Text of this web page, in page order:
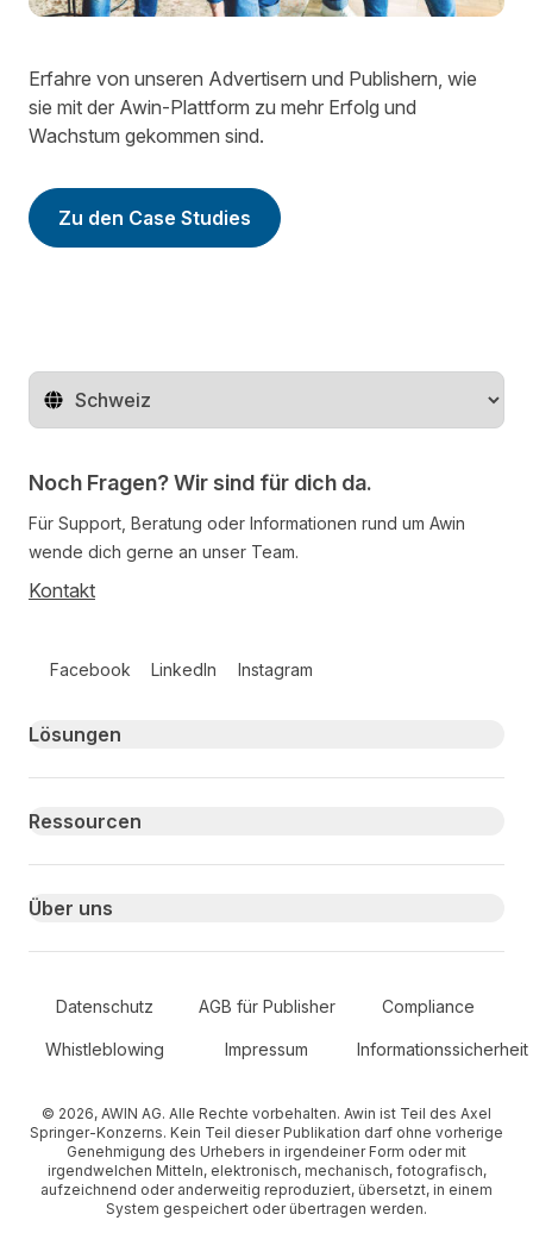
Erfahre von unseren Advertisern und Publishern, wie
sie mit der Awin-Plattform zu mehr Erfolg und
Wachstum gekommen sind.
Zu den Case Studies
Region ändern
Noch Fragen? Wir sind für dich da.
Für Support, Beratung oder Informationen rund um Awin
wende dich gerne an unser Team.
Kontakt
Facebook LinkedIn Instagram
Primary footer navigation
Lösungen
Ressourcen
Über uns
Secondary Footer Navigation
Datenschutz AGB für Publisher Compliance
Whistleblowing Impressum Informationssicherheit
© 2026, AWIN AG. Alle Rechte vorbehalten. Awin ist Teil des Axel
Springer-Konzerns. Kein Teil dieser Publikation darf ohne vorherige
Genehmigung des Urhebers in irgendeiner Form oder mit
irgendwelchen Mitteln, elektronisch, mechanisch, fotografisch,
aufzeichnend oder anderweitig reproduziert, übersetzt, in einem
System gespeichert oder übertragen werden.